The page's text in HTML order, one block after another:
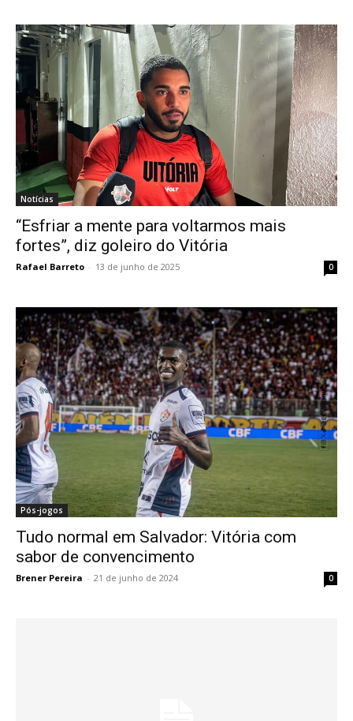
Notícias
“Esfriar a mente para voltarmos mais
fortes”, diz goleiro do Vitória
Rafael Barreto - 13 de junho de 2025 0
Pós-jogos
Tudo normal em Salvador: Vitória com
sabor de convencimento
Brener Pereira - 21 de junho de 2024 0